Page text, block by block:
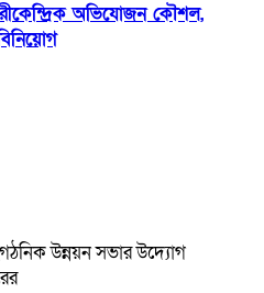
অভিযোজন কৌশল,
উন্নয়ন সভার উদ্যোগ